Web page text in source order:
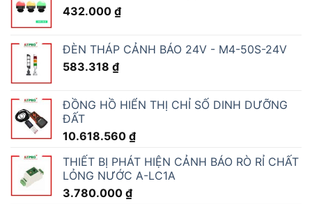
432.000 ₫
ĐÈN THÁP CẢNH BÁO 24V - M4-50S-24V
583.318 ₫
ĐỒNG HỒ HIỂN THỊ CHỈ SỐ DINH DƯỠNG
ĐẤT
10.618.560 ₫
THIẾT BỊ PHÁT HIỆN CẢNH BÁO RÒ RỈ CHẤT
LỎNG NƯỚC A-LC1A
3.780.000 ₫